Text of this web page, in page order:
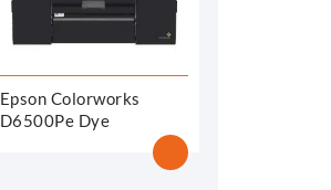
Epson Colorworks
D6500Pe Dye